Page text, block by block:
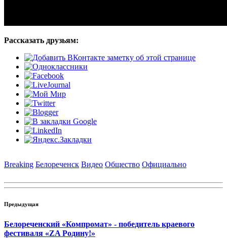
Рассказать друзьям:
Breaking Белореченск Видео Общество Официально
Предыдущая
Белореченский «Компромат» - победитель краевого
фестиваля «ZA Родину!»